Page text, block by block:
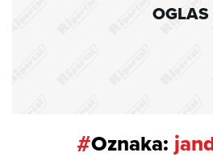
OGLAS
#Oznaka: